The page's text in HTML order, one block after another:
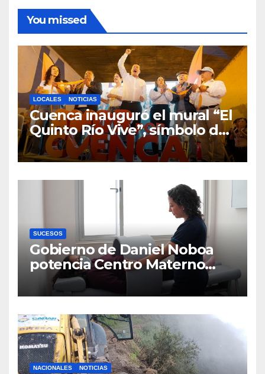
You missed
LOCALES NOTICIAS
Cuenca inauguró el mural “El
Quinto Río Vive”, símbolo de
la defensa ciudadana del
agua
SUCESOS
Gobierno de Daniel Noboa
potencia Centro Materno
Infantil y Emergencias en
Cuenca con nuevos equipos
NACIONALES NOTICIAS